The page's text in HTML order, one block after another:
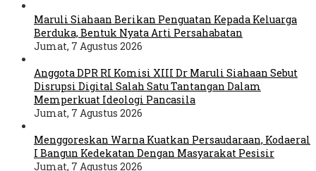
Maruli Siahaan Berikan Penguatan Kepada Keluarga
Berduka, Bentuk Nyata Arti Persahabatan
Jumat, 7 Agustus 2026
Anggota DPR RI Komisi XIII Dr Maruli Siahaan Sebut
Disrupsi Digital Salah Satu Tantangan Dalam
Memperkuat Ideologi Pancasila
Jumat, 7 Agustus 2026
Menggoreskan Warna Kuatkan Persaudaraan, Kodaeral
I Bangun Kedekatan Dengan Masyarakat Pesisir
Jumat, 7 Agustus 2026